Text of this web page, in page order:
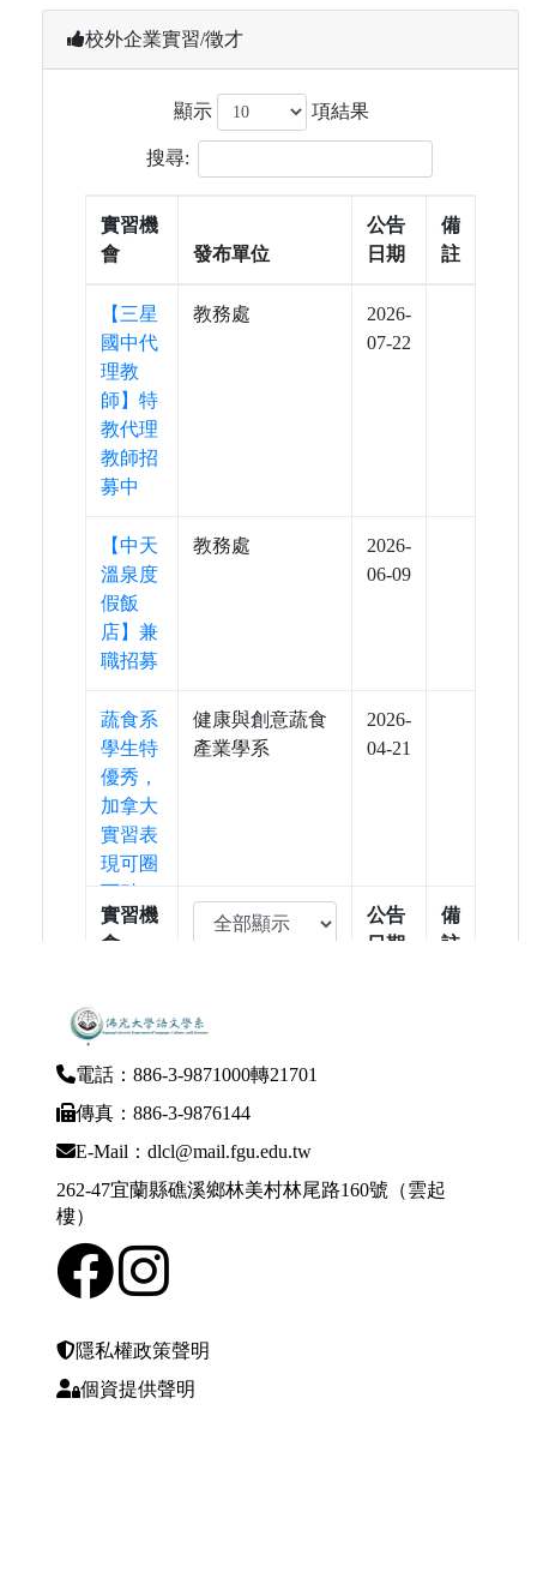
電話：886-3-9871000轉21701
傳真：886-3-9876144
E-Mail：dlcl@mail.fgu.edu.tw
262-47宜蘭縣礁溪鄉林美村林尾路160號（雲起
樓）
隱私權政策聲明
個資提供聲明